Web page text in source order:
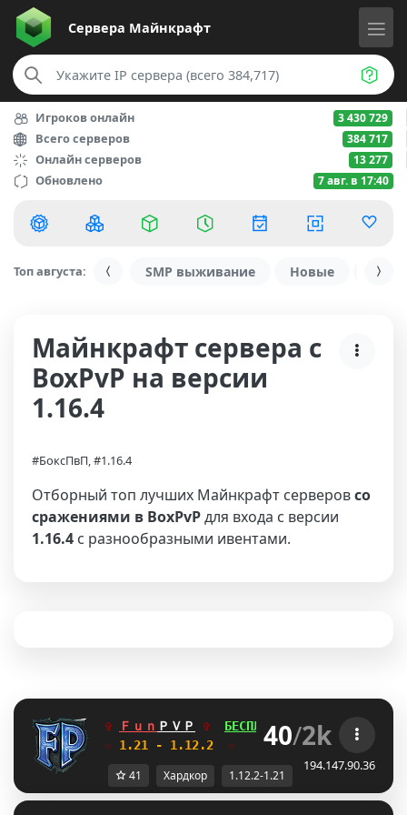
Сервера Майнкрафт
Игроков онлайн 3 430 729
Всего серверов 384 717
Онлайн серверов 13 277
Обновлено 7 авг. в 17:40
Топ августа: SMP выживание Новые С
Майнкрафт сервера с
BoxPvP на версии
1.16.4
#БоксПвП, #1.16.4
Отборный топ лучших Майнкрафт серверовсо
сражениями в BoxPvPдля входа с версии
1.16.4 с разнообразными ивентами.
✞ Ｆｕｎ ＰＶＰ ✞ БЕСПЛАТНЫЙ ДОНАТ SE
☆ 1.21 - 1.12.2 ☆ Глобальное
40/2k
194.147.90.36
41 Хардкор 1.12.2-1.21